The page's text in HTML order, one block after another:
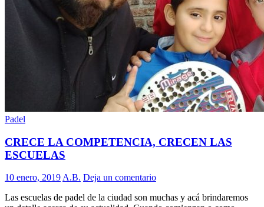
Padel
CRECE LA COMPETENCIA, CRECEN LAS
ESCUELAS
10 enero, 2019 A.B. Deja un comentario
Las escuelas de padel de la ciudad son muchas y acá brindaremos